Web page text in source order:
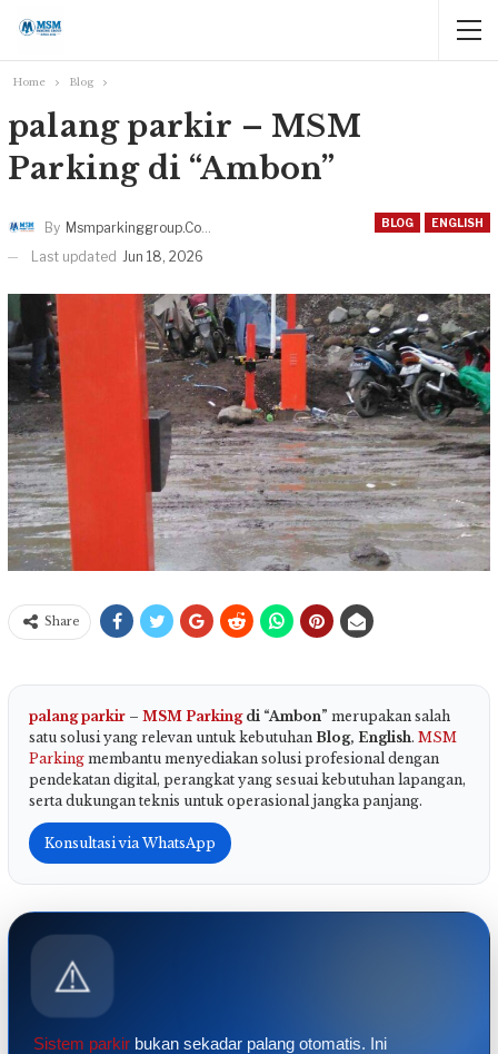
Home Blog
palang parkir – MSM
Parking di “Ambon”
BLOG ENGLISH
By Msmparkinggroup.com
Last updated Jun 18, 2026
Share
palang parkir – MSM Parkingdi “Ambon” merupakan salah
satu solusi yang relevan untuk kebutuhan Blog, English. MSM
Parking membantu menyediakan solusi profesional dengan
pendekatan digital, perangkat yang sesuai kebutuhan lapangan,
serta dukungan teknis untuk operasional jangka panjang.
Konsultasi via WhatsApp
⚠️
Sistem parkir bukan sekadar palang otomatis. Ini